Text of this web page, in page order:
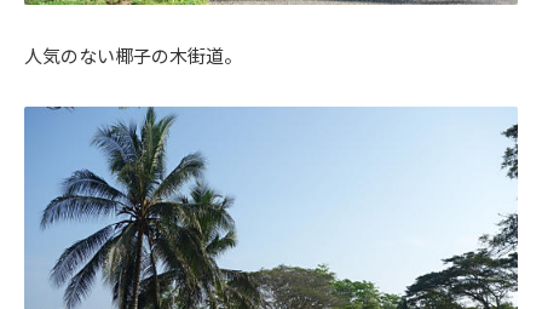
人気のない椰子の木街道。